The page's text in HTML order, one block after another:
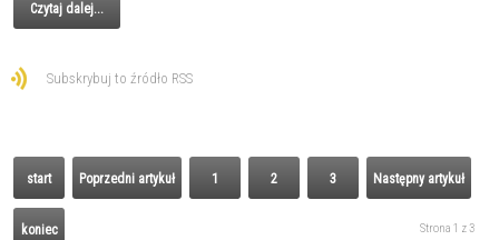
Czytaj dalej...
Subskrybuj to źródło RSS
start Poprzedni artykuł 1 2 3 Następny artykuł
koniec Strona 1 z 3